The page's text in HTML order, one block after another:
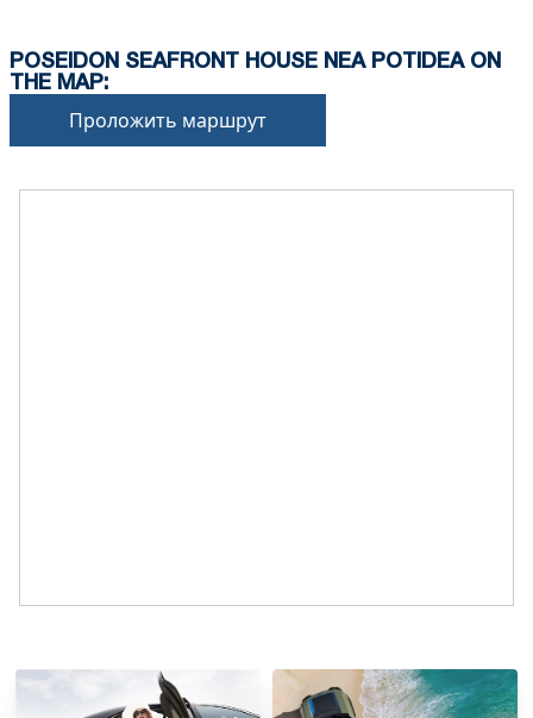
POSEIDON SEAFRONT HOUSE NEA POTIDEA ON
THE MAP:
Проложить маршрут